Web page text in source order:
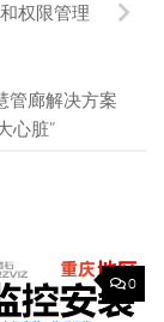
权限管理
管廊解决方案
心脏”
0